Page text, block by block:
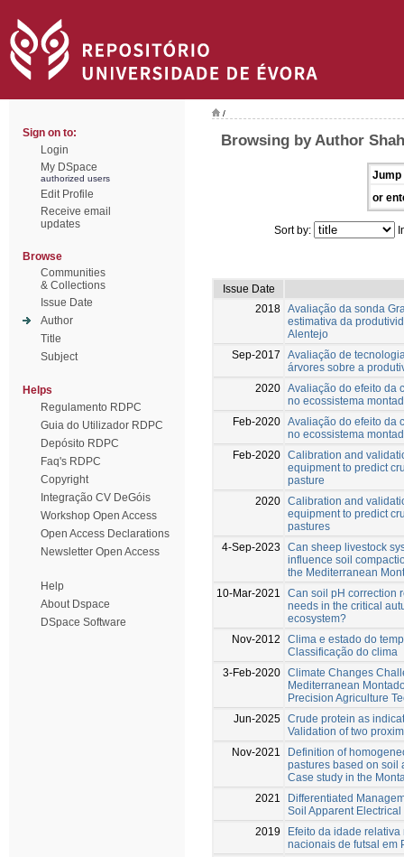
Sign on to:
Login
My DSpace
authorized users
Edit Profile
Receive email
updates
Browse
Communities
& Collections
Issue Date
Author
Title
Subject
Helps
Regulamento RDPC
Guia do Utilizador RDPC
Depósito RDPC
Faq's RDPC
Copyright
Integração CV DeGóis
Workshop Open Access
Open Access Declarations
Newsletter Open Access
Help
About Dspace
DSpace Software
/
Browsing by Author
Jump
or
Sort by:
Issue Date
2018 Avaliação da sonda
estimativa da
Alentejo
Sep-2017
Avaliação de
árvores sobre a
2020 Avaliação do efeito da
no ecossistema
Feb-2020 Avaliação do efeito da
no ecossistema
Feb-2020 Calibration and
equipment to predict
pasture
2020 Calibration and
equipment to predict
pastures
4-Sep-2023
Can sheep livestock
influence soil
the Mediterranean
10-Mar-2021
Can soil pH correction
needs in the critical
ecosystem?
Nov-2012
Clima e estado do
Classificação do clima
3-Feb-2020 Climate Changes
Mediterranean
Precision Agriculture
Jun-2025 Crude protein as
Validation of two
Nov-2021
Definition of
pastures based on soil
Case study in the
2021
Differentiated
Soil Apparent
2019
Efeito da idade
nacionais de futsal em